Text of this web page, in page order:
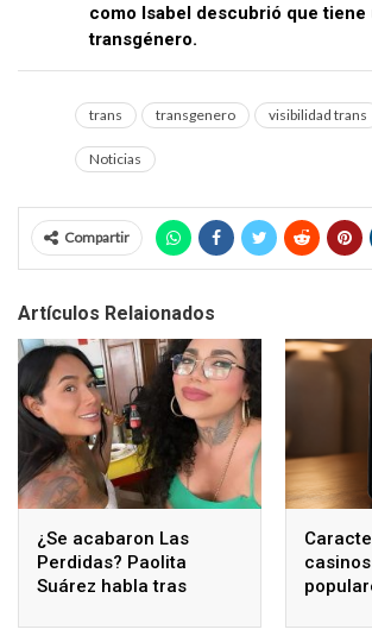
como Isabel descubrió que tiene
transgénero.
trans transgenero visibilidad trans
Noticias
Compartir
Artículos Relaionados
¿Se acabaron Las
Perdidas? Paolita
Suárez habla tras
de Karina Torres